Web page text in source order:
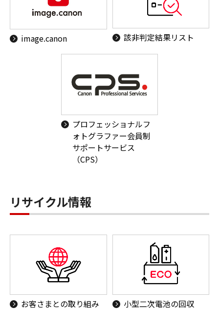
image.canon 該非判定結果リスト
プロフェッショナルフ
ォトグラファー会員制
サポートサービス
（CPS）
リサイクル情報
お客さまとの取り組み 小型二次電池の回収